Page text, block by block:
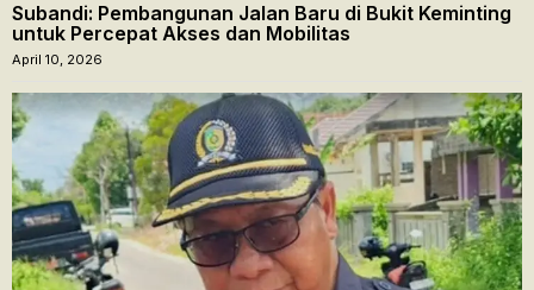
Subandi: Pembangunan Jalan Baru di Bukit Keminting
untuk Percepat Akses dan Mobilitas
April 10, 2026